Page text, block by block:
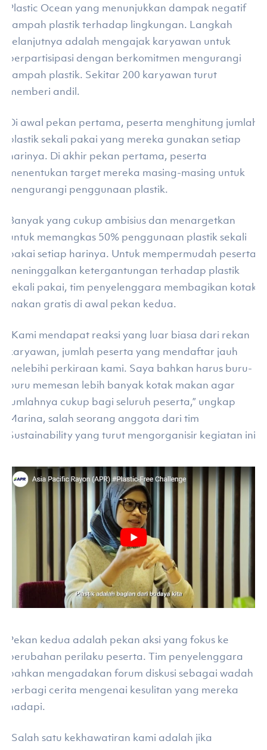
Plastic Ocean yang menunjukkan dampak negatif
sampah plastik terhadap lingkungan. Langkah
selanjutnya adalah mengajak karyawan untuk
berpartisipasi dengan berkomitmen mengurangi
sampah plastik. Sekitar 200 karyawan turut
memberi andil.
Di awal pekan pertama, peserta menghitung jumlah
plastik sekali pakai yang mereka gunakan setiap
harinya. Di akhir pekan pertama, peserta
menentukan target mereka masing-masing untuk
mengurangi penggunaan plastik.
Banyak yang cukup ambisius dan menargetkan
untuk memangkas 50% penggunaan plastik sekali
pakai setiap harinya. Untuk mempermudah peserta
meninggalkan ketergantungan terhadap plastik
sekali pakai, tim penyelenggara membagikan kotak
makan gratis di awal pekan kedua.
“Kami mendapat reaksi yang luar biasa dari rekan
karyawan, jumlah peserta yang mendaftar jauh
melebihi perkiraan kami. Saya bahkan harus buru-
buru memesan lebih banyak kotak makan agar
jumlahnya cukup bagi seluruh peserta,” ungkap
Marina, salah seorang anggota dari tim
Sustainability yang turut mengorganisir kegiatan ini.
Pekan kedua adalah pekan aksi yang fokus ke
perubahan perilaku peserta. Tim penyelenggara
bahkan mengadakan forum diskusi sebagai wadah
berbagi cerita mengenai kesulitan yang mereka
hadapi.
“Salah satu kekhawatiran kami adalah jika